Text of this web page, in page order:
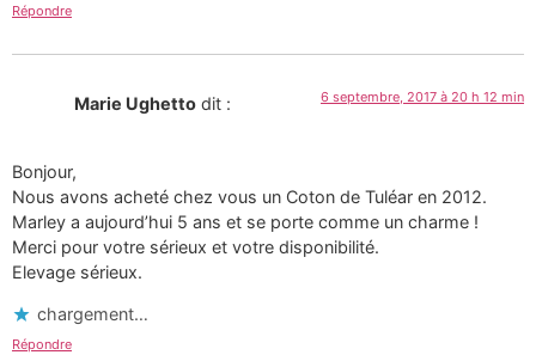
Répondre
Marie Ughetto dit : 6 septembre, 2017 à 20 h 12 min
Bonjour,
Nous avons acheté chez vous un Coton de Tuléar en 2012.
Marley a aujourd’hui 5 ans et se porte comme un charme !
Merci pour votre sérieux et votre disponibilité.
Elevage sérieux.
chargement…
Répondre